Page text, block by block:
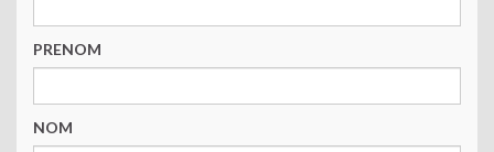
PRENOM
NOM